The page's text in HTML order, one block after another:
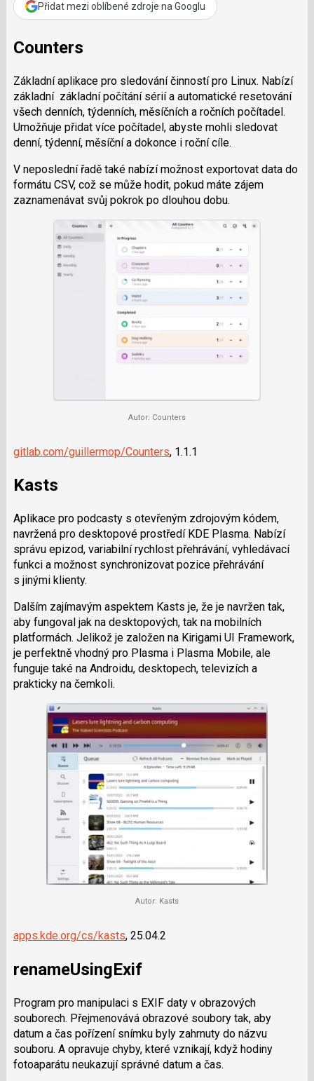
d
a
k
c
Přidat mezi oblíbené zdroje na Googlu
Counters
Základní aplikace pro sledování činností pro Linux. Nabízí
základní základní počítání sérií a automatické resetování
všech denních, týdenních, měsíčních a ročních počítadel.
Umožňuje přidat více počítadel, abyste mohli sledovat
denní, týdenní, měsíční a dokonce i roční cíle.
V neposlední řadě také nabízí možnost exportovat data do
formátu CSV, což se může hodit, pokud máte zájem
zaznamenávat svůj pokrok po dlouhou dobu.
Autor: Counters
gitlab.com/guillermop/Counters, 1.1.1
Kasts
Aplikace pro podcasty s otevřeným zdrojovým kódem,
navržená pro desktopové prostředí KDE Plasma. Nabízí
správu epizod, variabilní rychlost přehrávání, vyhledávací
funkci a možnost synchronizovat pozice přehrávání
s jinými klienty.
Dalším zajímavým aspektem Kasts je, že je navržen tak,
aby fungoval jak na desktopových, tak na mobilních
platformách. Jelikož je založen na Kirigami UI Framework,
je perfektně vhodný pro Plasma i Plasma Mobile, ale
funguje také na Androidu, desktopech, televizích a
prakticky na čemkoli.
Autor: Kasts
apps.kde.org/cs/kasts, 25.04.2
renameUsingExif
Program pro manipulaci s EXIF daty v obrazových
souborech. Přejmenovává obrazové soubory tak, aby
datum a čas pořízení snímku byly zahrnuty do názvu
souboru. A opravuje chyby, které vznikají, když hodiny
fotoaparátu neukazují správné datum a čas.